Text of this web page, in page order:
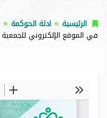
الرئيسية ادلة الحوكمة
في الموقع الإلكتروني للجمعية